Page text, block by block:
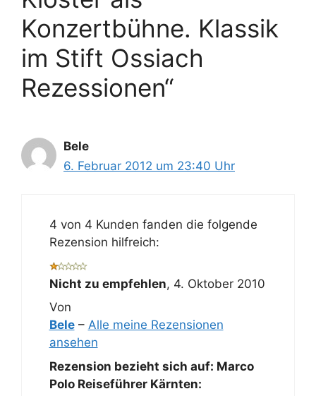
Konzertbühne. Klassik
im Stift Ossiach
Rezessionen“
Bele
6. Februar 2012 um 23:40 Uhr
4 von 4 Kunden fanden die folgende
Rezension hilfreich:
Nicht zu empfehlen, 4. Oktober 2010
Von
Bele– Alle meine Rezensionen
ansehen
Rezension bezieht sich auf: Marco
Polo Reiseführer Kärnten: